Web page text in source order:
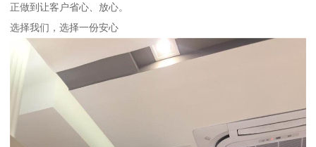
正做到让客户省心、放心。
选择我们，选择一份安心